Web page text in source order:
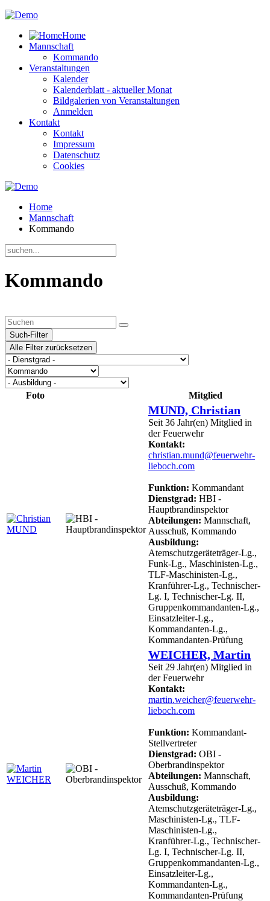
Home
Mannschaft
Kommando
Veranstaltungen
Kalender
Kalenderblatt - aktueller Monat
Bildgalerien von Veranstaltungen
Anmelden
Kontakt
Kontakt
Impressum
Datenschutz
Cookies
Home
Mannschaft
Kommando
Kommando
Such-Filter
Alle Filter zurücksetzen
Foto Mitglied
MUND, Christian
Seit 36 Jahr(en) Mitglied in
der Feuerwehr
Kontakt:
christian.mund@feuerwehr-
lieboch.com
Funktion: Kommandant
Dienstgrad: HBI -
Hauptbrandinspektor
Abteilungen: Mannschaft,
Ausschuß, Kommando
Ausbildung:
Atemschutzgeräteträger-Lg.,
Funk-Lg., Maschinisten-Lg.,
TLF-Maschinisten-Lg.,
Kranführer-Lg., Technischer-
Lg. I, Technischer-Lg. II,
Gruppenkommandanten-Lg.,
Einsatzleiter-Lg.,
Kommandanten-Lg.,
Kommandanten-Prüfung
WEICHER, Martin
Seit 29 Jahr(en) Mitglied in
der Feuerwehr
Kontakt:
martin.weicher@feuerwehr-
lieboch.com
Funktion: Kommandant-
Stellvertreter
Dienstgrad: OBI -
Oberbrandinspektor
Abteilungen: Mannschaft,
Ausschuß, Kommando
Ausbildung:
Atemschutzgeräteträger-Lg.,
Maschinisten-Lg., TLF-
Maschinisten-Lg.,
Kranführer-Lg., Technischer-
Lg. I, Technischer-Lg. II,
Gruppenkommandanten-Lg.,
Einsatzleiter-Lg.,
Kommandanten-Lg.,
Kommandanten-Prüfung